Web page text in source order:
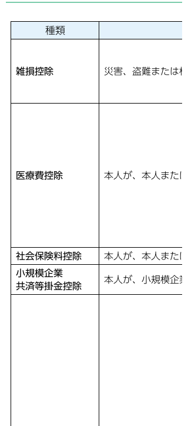
種類
雑損控除 災害、盗難または
医療費控除 本人が、本人また
社会保険料控除
本人が、本人また
小規模企業
共済等掛金控除
本人が、小規模企